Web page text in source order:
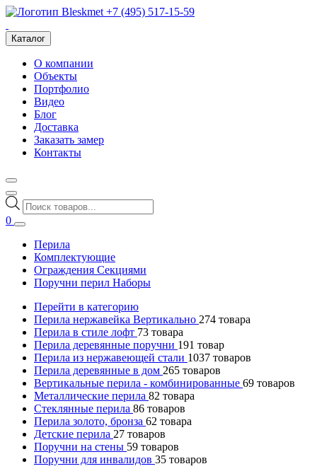
+7 (495) 517-15-59
Каталог
О компании
Объекты
Портфолио
Видео
Блог
Доставка
Заказать замер
Контакты
Поиск
товаров
0
Перила
Комплектующие
Ограждения Секциями
Поручни перил Наборы
Перейти в категорию
Перила нержавейка Вертикально 274 товара
Перила в стиле лофт 73 товара
Перила деревянные поручни 191 товар
Перила из нержавеющей стали 1037 товаров
Перила деревянные в дом 265 товаров
Вертикальные перила - комбинированные 69 товаров
Металлические перила 82 товара
Стеклянные перила 86 товаров
Перила золото, бронза 62 товара
Детские перила 27 товаров
Поручни на стены 59 товаров
Поручни для инвалидов 35 товаров